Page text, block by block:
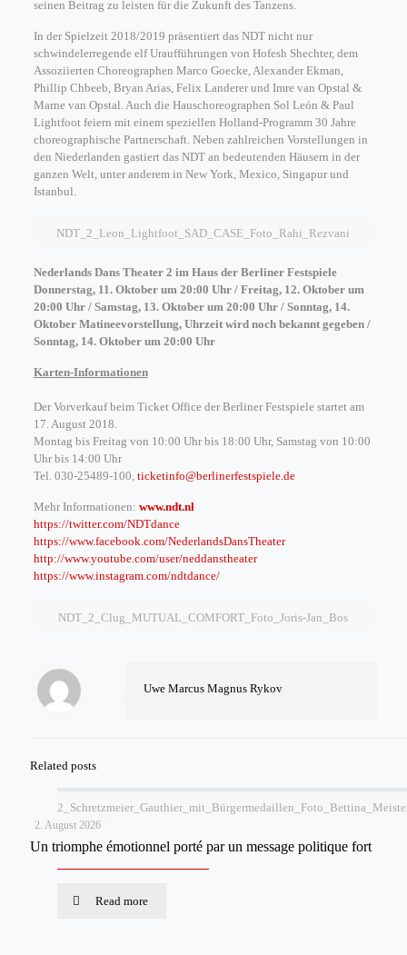
seinen Beitrag zu leisten für die Zukunft des Tanzens.
In der Spielzeit 2018/2019 präsentiert das NDT nicht nur
schwindelerregende elf Uraufführungen von Hofesh Shechter, dem
Assoziierten Choreographen Marco Goecke, Alexander Ekman,
Phillip Chbeeb, Bryan Arias, Felix Landerer und Imre van Opstal &
Marne van Opstal. Auch die Hauschoreographen Sol León & Paul
Lightfoot feiern mit einem speziellen Holland-Programm 30 Jahre
choreographische Partnerschaft. Neben zahlreichen Vorstellungen in
den Niederlanden gastiert das NDT an bedeutenden Häusern in der
ganzen Welt, unter anderem in New York, Mexico, Singapur und
Istanbul.
NDT_2_Leon_Lightfoot_SAD_CASE_Foto_Rahi_Rezvani
Nederlands Dans Theater 2 im Haus der Berliner Festspiele
Donnerstag, 11. Oktober um 20:00 Uhr / Freitag, 12. Oktober um
20:00 Uhr / Samstag, 13. Oktober um 20:00 Uhr / Sonntag, 14.
Oktober Matineevorstellung, Uhrzeit wird noch bekannt gegeben /
Sonntag, 14. Oktober um 20:00 Uhr
Karten-Informationen
Der Vorverkauf beim Ticket Office der Berliner Festspiele startet am
17. August 2018.
Montag bis Freitag von 10:00 Uhr bis 18:00 Uhr, Samstag von 10:00
Uhr bis 14:00 Uhr
Tel. 030-25489-100, ticketinfo@berlinerfestspiele.de
Mehr Informationen: www.ndt.nl
https://twitter.com/NDTdance
https://www.facebook.com/NederlandsDansTheater
http://www.youtube.com/user/neddanstheater
https://www.instagram.com/ndtdance/
NDT_2_Clug_MUTUAL_COMFORT_Foto_Joris-Jan_Bos
Uwe Marcus Magnus Rykov
Related posts
2. August 2026
Un triomphe émotionnel porté par un message politique fort
Read more